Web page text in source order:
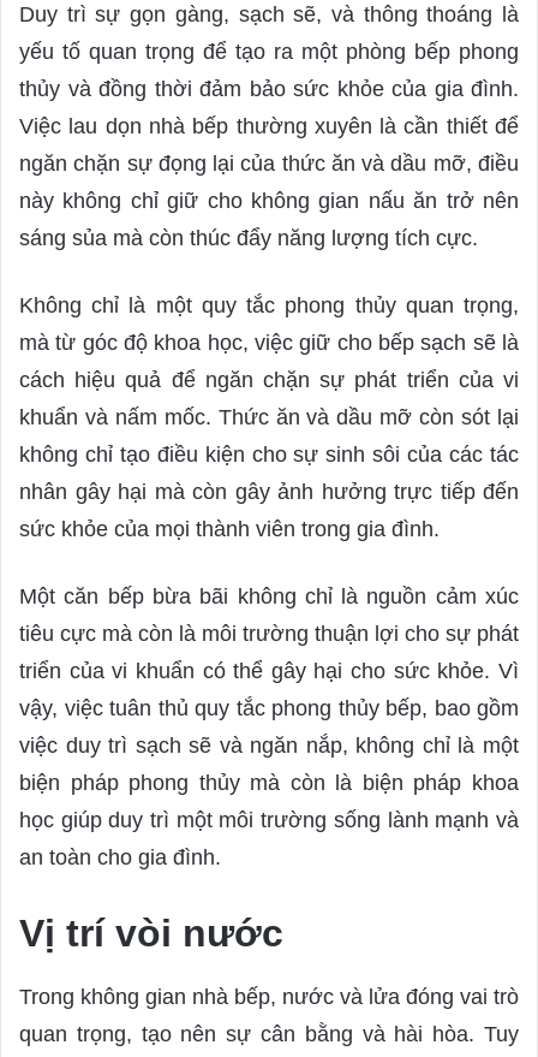
Duy trì sự gọn gàng, sạch sẽ, và thông thoáng là
yếu tố quan trọng để tạo ra một phòng bếp phong
thủy và đồng thời đảm bảo sức khỏe của gia đình.
Việc lau dọn nhà bếp thường xuyên là cần thiết để
ngăn chặn sự đọng lại của thức ăn và dầu mỡ, điều
này không chỉ giữ cho không gian nấu ăn trở nên
sáng sủa mà còn thúc đẩy năng lượng tích cực.
Không chỉ là một quy tắc phong thủy quan trọng,
mà từ góc độ khoa học, việc giữ cho bếp sạch sẽ là
cách hiệu quả để ngăn chặn sự phát triển của vi
khuẩn và nấm mốc. Thức ăn và dầu mỡ còn sót lại
không chỉ tạo điều kiện cho sự sinh sôi của các tác
nhân gây hại mà còn gây ảnh hưởng trực tiếp đến
sức khỏe của mọi thành viên trong gia đình.
Một căn bếp bừa bãi không chỉ là nguồn cảm xúc
tiêu cực mà còn là môi trường thuận lợi cho sự phát
triển của vi khuẩn có thể gây hại cho sức khỏe. Vì
vậy, việc tuân thủ quy tắc phong thủy bếp, bao gồm
việc duy trì sạch sẽ và ngăn nắp, không chỉ là một
biện pháp phong thủy mà còn là biện pháp khoa
học giúp duy trì một môi trường sống lành mạnh và
an toàn cho gia đình.
Vị trí vòi nước
Trong không gian nhà bếp, nước và lửa đóng vai trò
quan trọng, tạo nên sự cân bằng và hài hòa. Tuy